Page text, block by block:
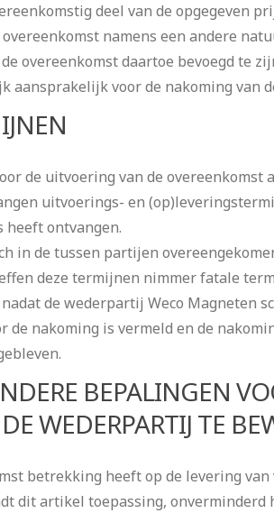
deel van de opgegeven
namens een andere
overeenkomst daartoe bevoegd te
aansprakelijk voor de nakoming van
de uitvoering van de
uitvoerings- en
heeft ontvangen.
in de tussen partijen
deze termijnen nimmer fatale
de wederpartij Weco Magneten
de nakoming is vermeld en de
BEPALINGEN
WEDERPARTIJ TE
betrekking heeft op de levering
dit artikel toepassing, onverminderd